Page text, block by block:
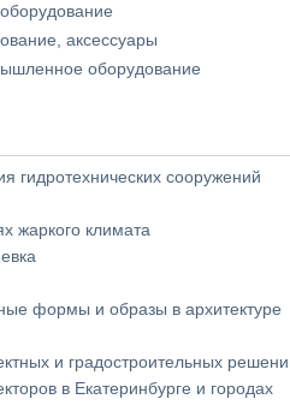
аксессуары
оборудование
гидротехнических сооружений
жаркого климата
формы и образы в архитектуре
и градостроительных
в Екатеринбурге и городах